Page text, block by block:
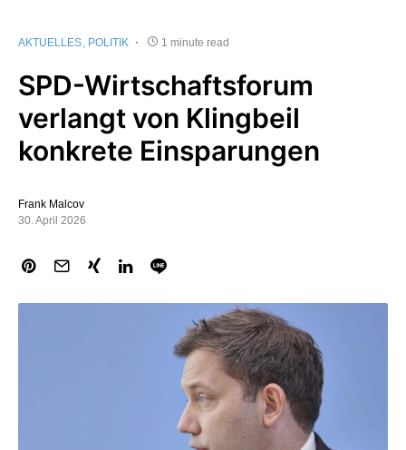
AKTUELLES POLITIK 1 minute read
SPD-Wirtschaftsforum
verlangt von Klingbeil
konkrete Einsparungen
Frank Malcov
30. April 2026